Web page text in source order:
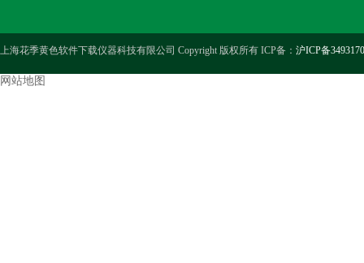
上海花季黄色软件下载仪器科技有限公司 Copyright 版权所有 ICP备： 沪ICP备
网站地图